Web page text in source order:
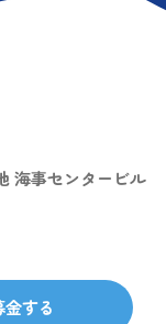
海事センタービル
金する